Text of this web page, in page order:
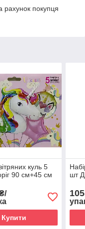
рахунок покупця
куль 5
90 см+45 см
Купити
шт